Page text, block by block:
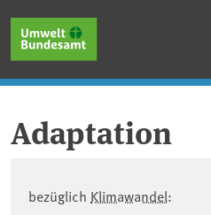
Adaptation
bezüglich Klimawandel: